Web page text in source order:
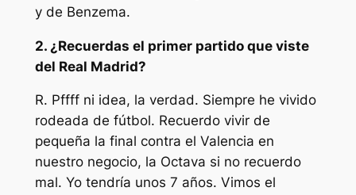
y de Benzema.
2. ¿Recuerdas el primer partido que viste
del Real Madrid?
R. Pffff ni idea, la verdad. Siempre he vivido
rodeada de fútbol. Recuerdo vivir de
pequeña la final contra el Valencia en
nuestro negocio, la Octava si no recuerdo
mal. Yo tendría unos 7 años. Vimos el